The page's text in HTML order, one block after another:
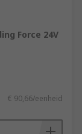
Force 24V
€ 90,66/eenheid